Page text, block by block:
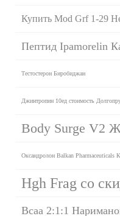
Купить Mod Grf 1-29
Пептид Ipamorelin
Тестостерон Биробиджан
Джинтропин 10ед стоимость
Body Surge V2
Оксандролон Balkan Pharmaceuticals
Hgh Frag со
Bcaa 2:1:1